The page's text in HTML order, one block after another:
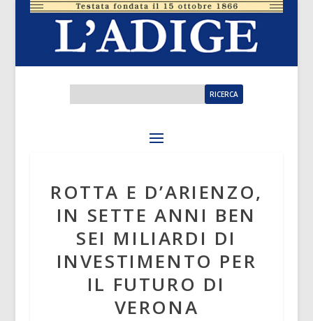
ROTTA E D’ARIENZO,
IN SETTE ANNI BEN
SEI MILIARDI DI
INVESTIMENTO PER
IL FUTURO DI
VERONA